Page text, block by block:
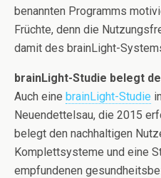
benannten Programms
Früchte, denn die
damit des brainLight-
brainLight-Studie belegt
Auch eine brainLight-Studie
Neuendettelsau, die 2015
belegt den nachhaltigen
Komplettsysteme und eine
empfundenen